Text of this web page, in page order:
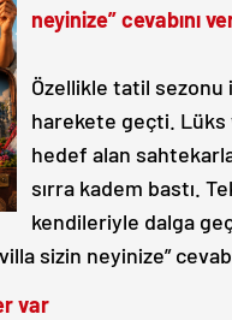
neyinize” cevabını
Özellikle tatil sezonu
harekete geçti.
hedef alan
sırra kadem bastı.
kendileriyle dalga
sizin neyinize”
var